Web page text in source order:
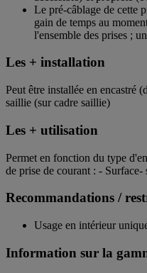
Le pré-câblage de cette
gain de temps au
l'ensemble des prises ;
Les + installation
Peut être installée en encastré
saillie (sur cadre saillie)
Les + utilisation
Permet en fonction du type
de prise de courant : - Surface-
Recommandations /
Usage en intérieur
Information sur la